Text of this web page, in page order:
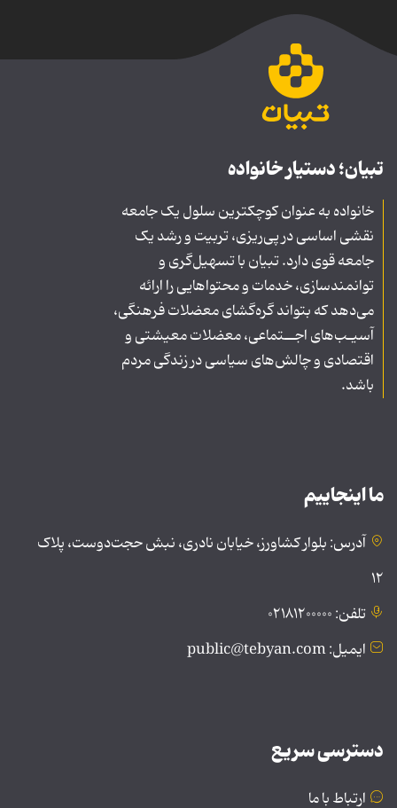
تبیان؛ دستیار خانواده
خانواده به عنوان کوچکترین سلول یک جامعه
نقشی اساسی در پی‌ریزی، تربیت و رشد یک
جامعه قوی دارد. تبیان با تسهیل‌گری و
توانمندسازی، خدمات و محتواهایی را ارائه
می‌دهد که بتواند گره‌گشای معضلات فرهنگی،
آسیـب‌های اجــتماعی، معضلات معیشتی و
اقتصادی و چالش‌های سیاسی در زندگی مردم
باشد.
ما اینجاییم
آدرس: بلوار کشاورز، خیابان نادری، نبش حجت‌دوست، پلاک
۱۲
تلفن: ۰۲۱۸۱۲۰۰۰۰۰
ایمیل: public@tebyan.com
دسترسی سریع
ارتباط با ما